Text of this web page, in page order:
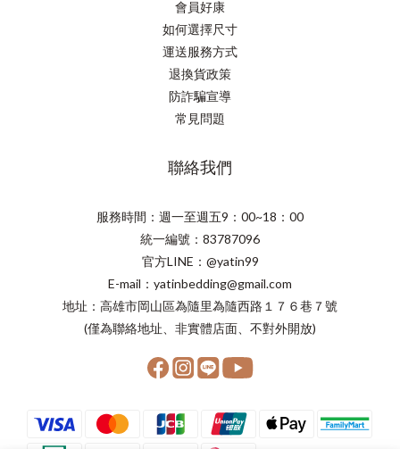
會員好康
如何選擇尺寸
運送服務方式
退換貨政策
防詐騙宣導
常見問題
聯絡我們
服務時間：週一至週五9：00~18：00
統一編號：83787096
官方LINE：@yatin99
E-mail：yatinbedding@gmail.com
地址：高雄市岡山區為隨里為隨西路１７６巷７號
(僅為聯絡地址、非實體店面、不對外開放)